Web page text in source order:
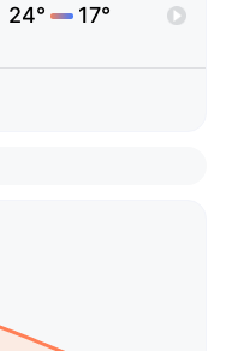
24° 17°